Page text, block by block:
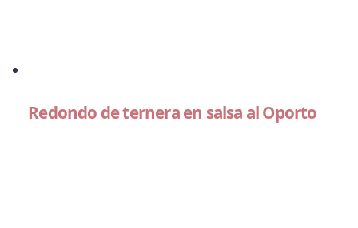
Redondo de ternera en salsa al Oporto